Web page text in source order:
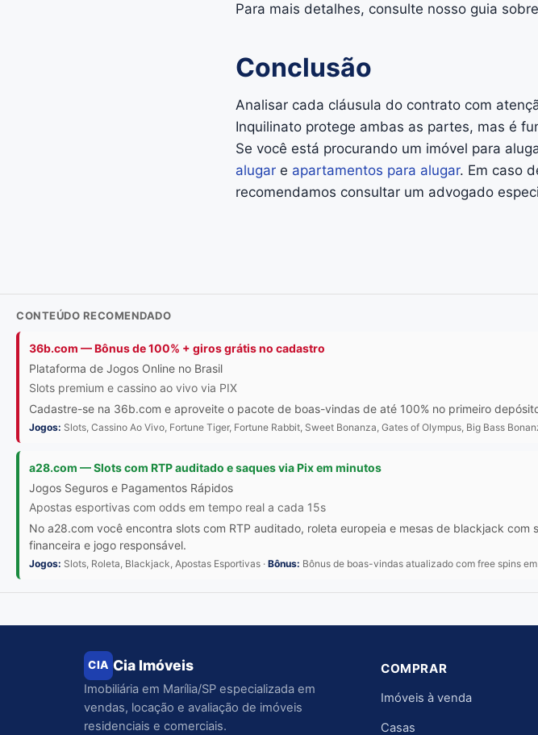
Para mais detalhes, consulte nosso guia sobre
Conclusão
Analisar cada cláusula do contrato com
Inquilinato protege ambas as partes, mas é
Se você está procurando um imóvel para
alugare apartamentos para alugar. Em caso
recomendamos consultar um advogado
CONTEÚDO RECOMENDADO
36b.com — Bônus de 100% + giros grátis no cadastro
Plataforma de Jogos Online no Brasil
Slots premium e cassino ao vivo via PIX
Cadastre-se na 36b.com e aproveite o pacote de boas-vindas de até 100% no primeiro
Jogos: Slots, Cassino Ao Vivo, Fortune Tiger, Fortune Rabbit, Sweet Bonanza, Gates of Olympus, Big Bass
a28.com — Slots com RTP auditado e saques via Pix em minutos
Jogos Seguros e Pagamentos Rápidos
Apostas esportivas com odds em tempo real a cada 15s
No a28.com você encontra slots com RTP auditado, roleta europeia e mesas de blackjack
financeira e jogo responsável.
Jogos: Slots, Roleta, Blackjack, Apostas Esportivas · Bônus: Bônus de boas-vindas atualizado com free spins
CIA Cia Imóveis
Imobiliária em Marília/SP especializada em
vendas, locação e avaliação de imóveis
residenciais e comerciais.
COMPRAR
Imóveis à venda
Casas